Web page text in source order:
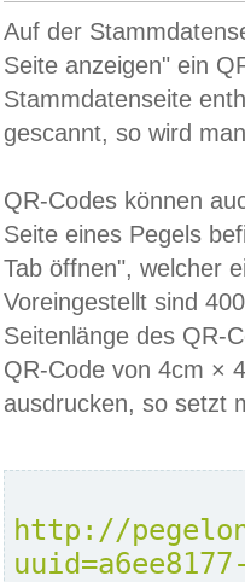
Auf der
Seite anzeigen" ein
Stammdatenseite
gescannt, so wird
QR-Codes können
Seite eines Pegels
Tab öffnen", welcher
Voreingestellt sind
Seitenlänge des QR-
QR-Code von 4cm ×
ausdrucken, so setzt
http://